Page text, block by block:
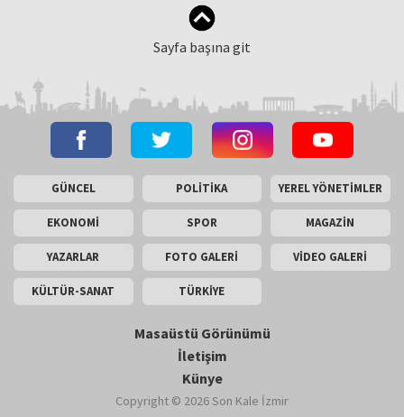
Sayfa başına git
GÜNCEL POLİTİKA YEREL YÖNETİMLER
EKONOMİ SPOR MAGAZİN
YAZARLAR FOTO GALERİ VİDEO GALERİ
KÜLTÜR-SANAT TÜRKİYE
Masaüstü Görünümü
İletişim
Künye
Copyright © 2026 Son Kale İzmir